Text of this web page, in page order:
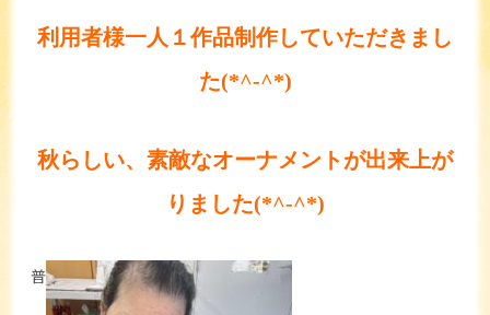
利用者様一人１作品制作していただきまし
た(*^-^*)
秋らしい、素敵なオーナメントが出来上が
りました(*^-^*)
普